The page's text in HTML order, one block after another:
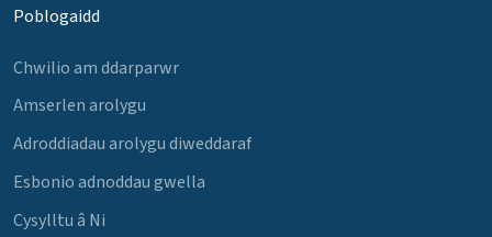
Poblogaidd
Chwilio am ddarparwr
Amserlen arolygu
Adroddiadau arolygu diweddaraf
Esbonio adnoddau gwella
Cysylltu â Ni